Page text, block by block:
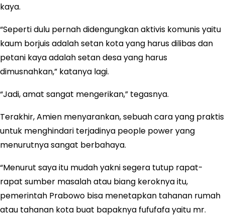
kaya.
“Seperti dulu pernah didengungkan aktivis komunis yaitu
kaum borjuis adalah setan kota yang harus dilibas dan
petani kaya adalah setan desa yang harus
dimusnahkan,” katanya lagi.
“Jadi, amat sangat mengerikan,” tegasnya.
Terakhir, Amien menyarankan, sebuah cara yang praktis
untuk menghindari terjadinya people power yang
menurutnya sangat berbahaya.
“Menurut saya itu mudah yakni segera tutup rapat-
rapat sumber masalah atau biang keroknya itu,
pemerintah Prabowo bisa menetapkan tahanan rumah
atau tahanan kota buat bapaknya fufufafa yaitu mr.